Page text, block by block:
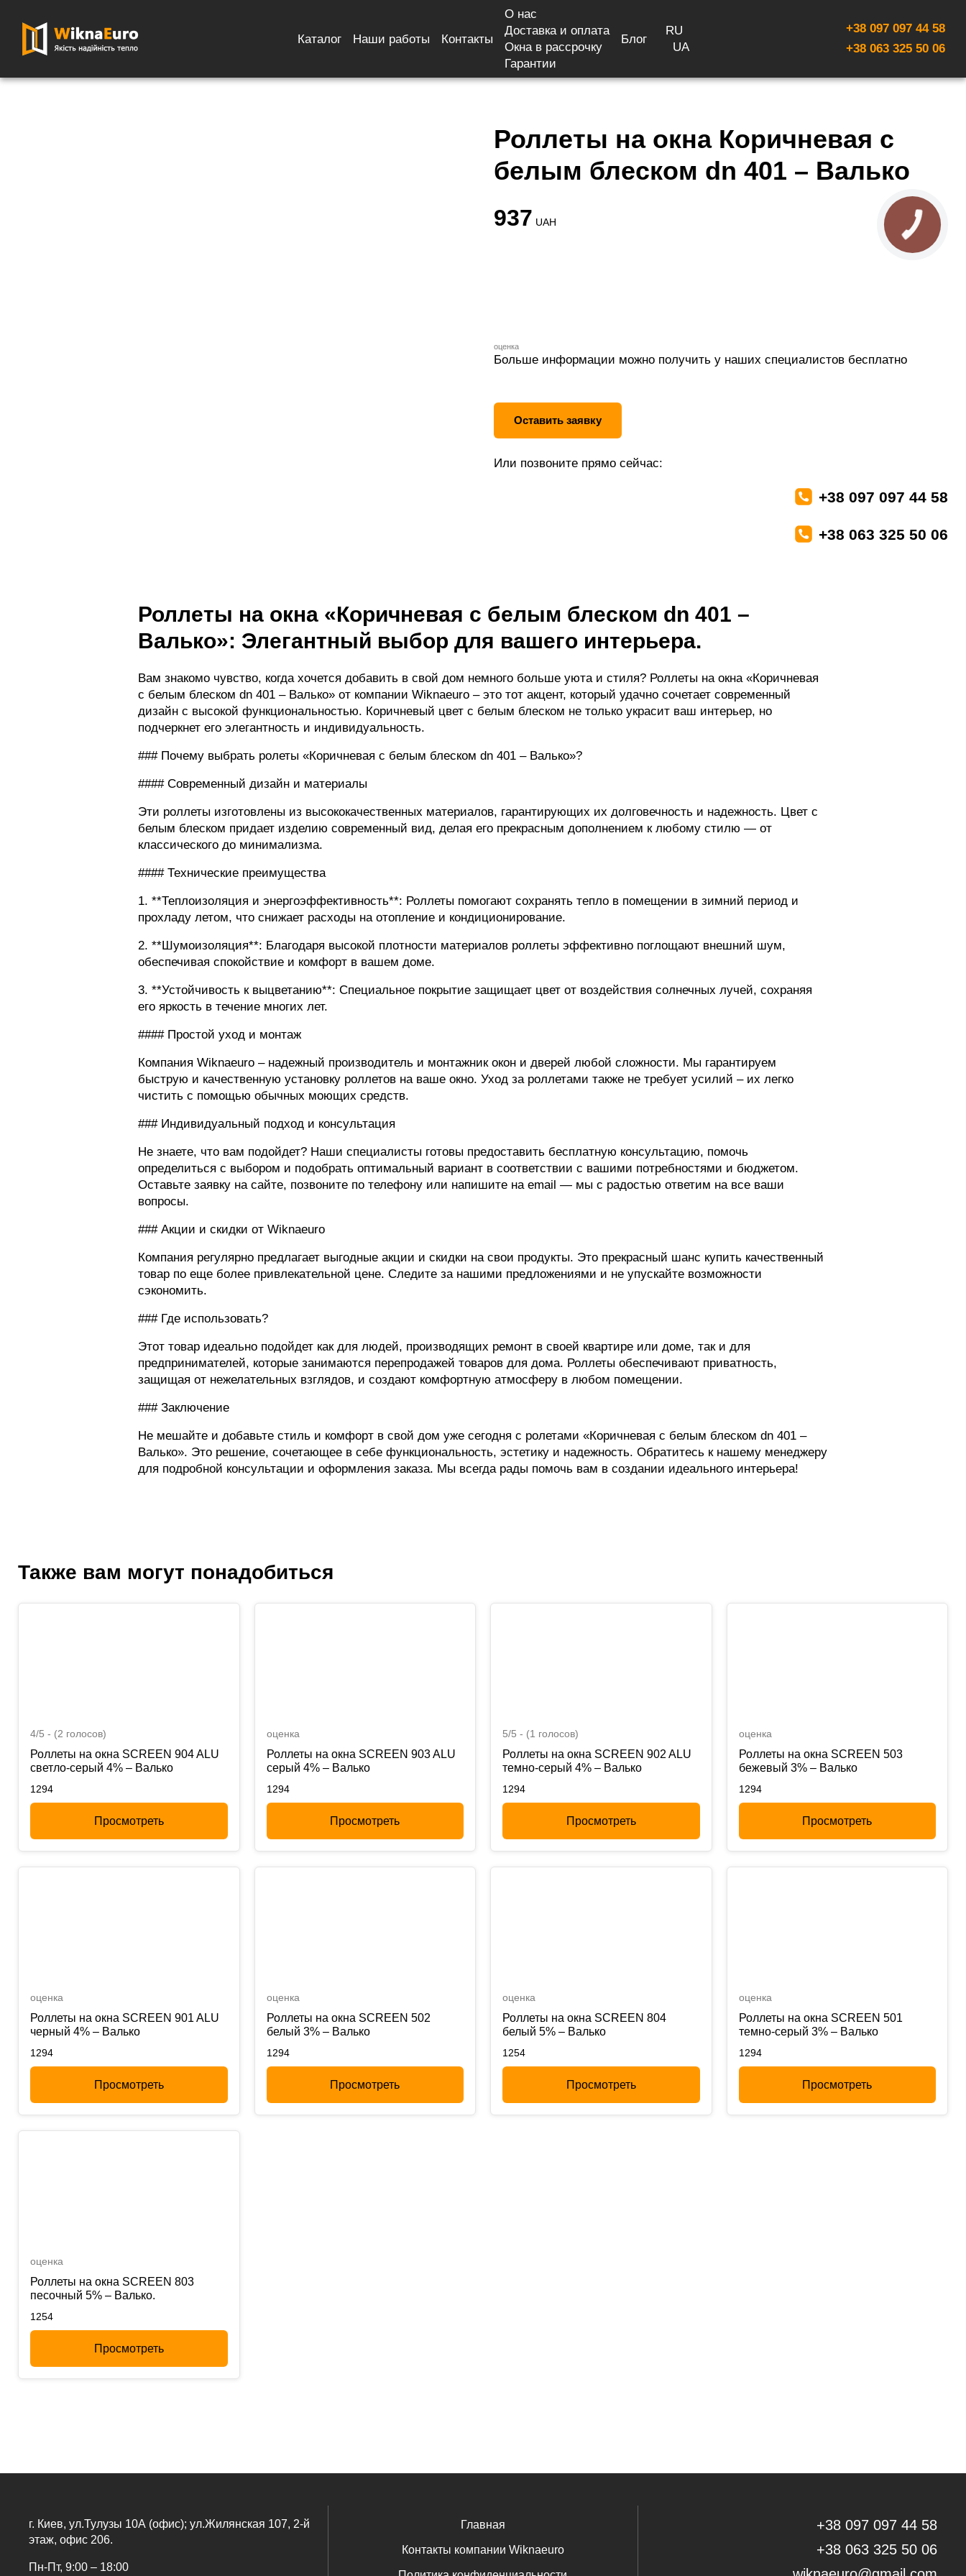
Каталог Наши работы Контакты
О нас
Доставка и оплата
Окна в рассрочку
Гарантии
Блог
RU
UA
+38 097 097 44 58
+38 063 325 50 06
Главная страница»Каталог Роллеты на окна Коричневая с белым блеском dn 401 – Валько
Роллеты на окна Коричневая с
белым блеском dn 401 – Валько
937 UAH
оценка
Больше информации можно получить у наших специалистов бесплатно
Оставить заявку
Или позвоните прямо сейчас:
+38 097 097 44 58
+38 063 325 50 06
Роллеты на окна «Коричневая с белым блеском dn 401 –
Валько»: Элегантный выбор для вашего интерьера.
Вам знакомо чувство, когда хочется добавить в свой дом немного больше уюта и стиля? Роллеты на окна «Коричневая
с белым блеском dn 401 – Валько» от компании Wiknaeuro – это тот акцент, который удачно сочетает современный
дизайн с высокой функциональностью. Коричневый цвет с белым блеском не только украсит ваш интерьер, но
подчеркнет его элегантность и индивидуальность.
### Почему выбрать ролеты «Коричневая с белым блеском dn 401 – Валько»?
#### Современный дизайн и материалы
Эти роллеты изготовлены из высококачественных материалов, гарантирующих их долговечность и надежность. Цвет с
белым блеском придает изделию современный вид, делая его прекрасным дополнением к любому стилю — от
классического до минимализма.
#### Технические преимущества
1. **Теплоизоляция и энергоэффективность**: Роллеты помогают сохранять тепло в помещении в зимний период и
прохладу летом, что снижает расходы на отопление и кондиционирование.
2. **Шумоизоляция**: Благодаря высокой плотности материалов роллеты эффективно поглощают внешний шум,
обеспечивая спокойствие и комфорт в вашем доме.
3. **Устойчивость к выцветанию**: Специальное покрытие защищает цвет от воздействия солнечных лучей, сохраняя
его яркость в течение многих лет.
#### Простой уход и монтаж
Компания Wiknaeuro – надежный производитель и монтажник окон и дверей любой сложности. Мы гарантируем
быструю и качественную установку роллетов на ваше окно. Уход за роллетами также не требует усилий – их легко
чистить с помощью обычных моющих средств.
### Индивидуальный подход и консультация
Не знаете, что вам подойдет? Наши специалисты готовы предоставить бесплатную консультацию, помочь
определиться с выбором и подобрать оптимальный вариант в соответствии с вашими потребностями и бюджетом.
Оставьте заявку на сайте, позвоните по телефону или напишите на email — мы с радостью ответим на все ваши
вопросы.
### Акции и скидки от Wiknaeuro
Компания регулярно предлагает выгодные акции и скидки на свои продукты. Это прекрасный шанс купить качественный
товар по еще более привлекательной цене. Следите за нашими предложениями и не упускайте возможности
сэкономить.
### Где использовать?
Этот товар идеально подойдет как для людей, производящих ремонт в своей квартире или доме, так и для
предпринимателей, которые занимаются перепродажей товаров для дома. Роллеты обеспечивают приватность,
защищая от нежелательных взглядов, и создают комфортную атмосферу в любом помещении.
### Заключение
Не мешайте и добавьте стиль и комфорт в свой дом уже сегодня с ролетами «Коричневая с белым блеском dn 401 –
Валько». Это решение, сочетающее в себе функциональность, эстетику и надежность. Обратитесь к нашему менеджеру
для подробной консультации и оформления заказа. Мы всегда рады помочь вам в создании идеального интерьера!
Также вам могут понадобиться
4/5 - (2 голосов)
Роллеты на окна SCREEN 904 ALU
светло-серый 4% – Валько
1294
Просмотреть
оценка
Роллеты на окна SCREEN 903 ALU
серый 4% – Валько
1294
Просмотреть
5/5 - (1 голосов)
Роллеты на окна SCREEN 902 ALU
темно-серый 4% – Валько
1294
Просмотреть
оценка
Роллеты на окна SCREEN 503
бежевый 3% – Валько
1294
Просмотреть
оценка
Роллеты на окна SCREEN 901 ALU
черный 4% – Валько
1294
Просмотреть
оценка
Роллеты на окна SCREEN 502
белый 3% – Валько
1294
Просмотреть
оценка
Роллеты на окна SCREEN 804
белый 5% – Валько
1254
Просмотреть
оценка
Роллеты на окна SCREEN 501
темно-серый 3% – Валько
1294
Просмотреть
оценка
Роллеты на окна SCREEN 803
песочный 5% – Валько.
1254
Просмотреть
г. Киев, ул.Тулузы 10А (офис); ул.Жилянская 107, 2-й
этаж, офис 206.
Пн-Пт, 9:00 – 18:00
Главная
Контакты компании Wiknaeuro
+38 097 097 44 58
+38 063 325 50 06